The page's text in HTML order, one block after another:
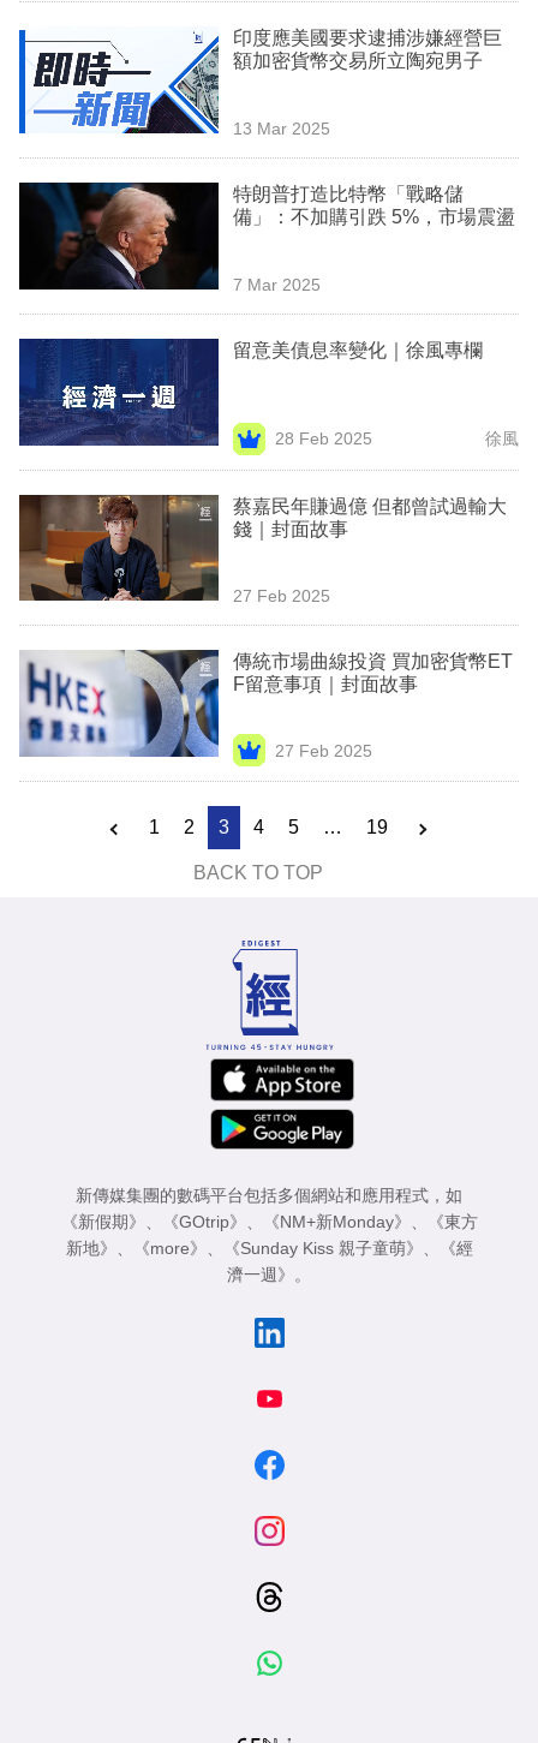
訂
閱
區
印度應美國要求逮捕涉嫌經營巨
額加密貨幣交易所立陶宛男子
13 Mar 2025
特朗普打造比特幣「戰略儲
備」：不加購引跌 5%，市場震盪
7 Mar 2025
留意美債息率變化｜徐風專欄
28 Feb 2025 徐風
蔡嘉民年賺過億 但都曾試過輸大
錢｜封面故事
27 Feb 2025
傳統市場曲線投資 買加密貨幣ET
F留意事項｜封面故事
27 Feb 2025
1 2 3 4 5 … 19
BACK TO TOP
新傳媒集團的數碼平台包括多個網站和應用程式，如
《新假期》 、 《GOtrip》 、 《NM+新Monday》 、
《東方
新地》 、 《more》 、 《Sunday Kiss 親子童萌》 、
《經
濟一週》 。